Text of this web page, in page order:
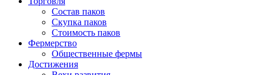
Состав паков
Скупка паков
Стоимость паков
Фермерство
Общественные фермы
Достижения